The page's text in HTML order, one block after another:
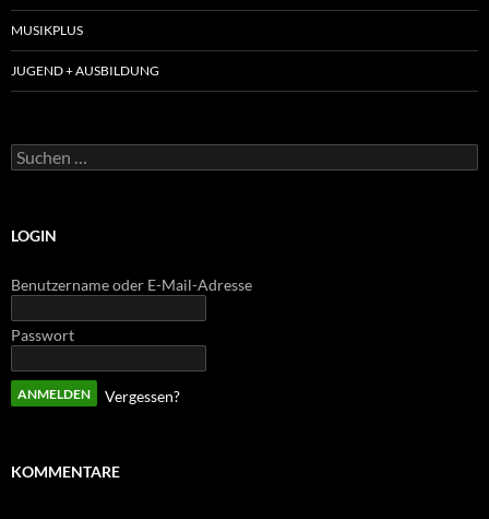
MUSIKPLUS
JUGEND + AUSBILDUNG
Suchen
nach:
LOGIN
Benutzername oder E-Mail-Adresse
Passwort
Vergessen?
KOMMENTARE